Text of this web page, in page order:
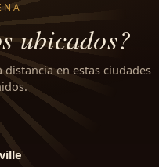
ubicados?
en estas ciudades